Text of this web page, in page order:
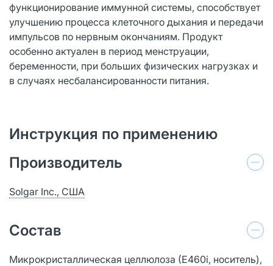
функционирование иммунной системы, способствует
улучшению процесса клеточного дыхания и передачи
импульсов по нервным окончаниям. Продукт
особенно актуален в период менструации,
беременности, при больших физических нагрузках и
в случаях несбалансированности питания.
Инструкция по применению
Производитель
Solgar Inc., США
Состав
Микрокристаллическая целлюлоза (Е460i, носитель),